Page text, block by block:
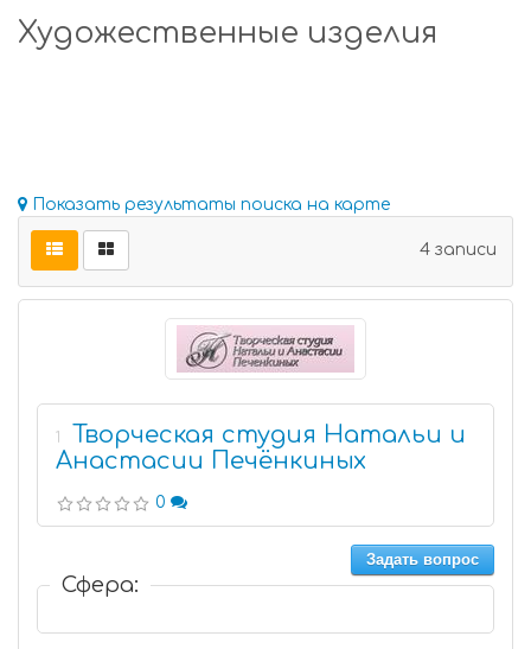
Художественные изделия
Показать результаты поиска на карте
4 записи
1
Творческая студия Натальи и
Анастасии Печёнкиных
0
Задать вопрос
Сфера: